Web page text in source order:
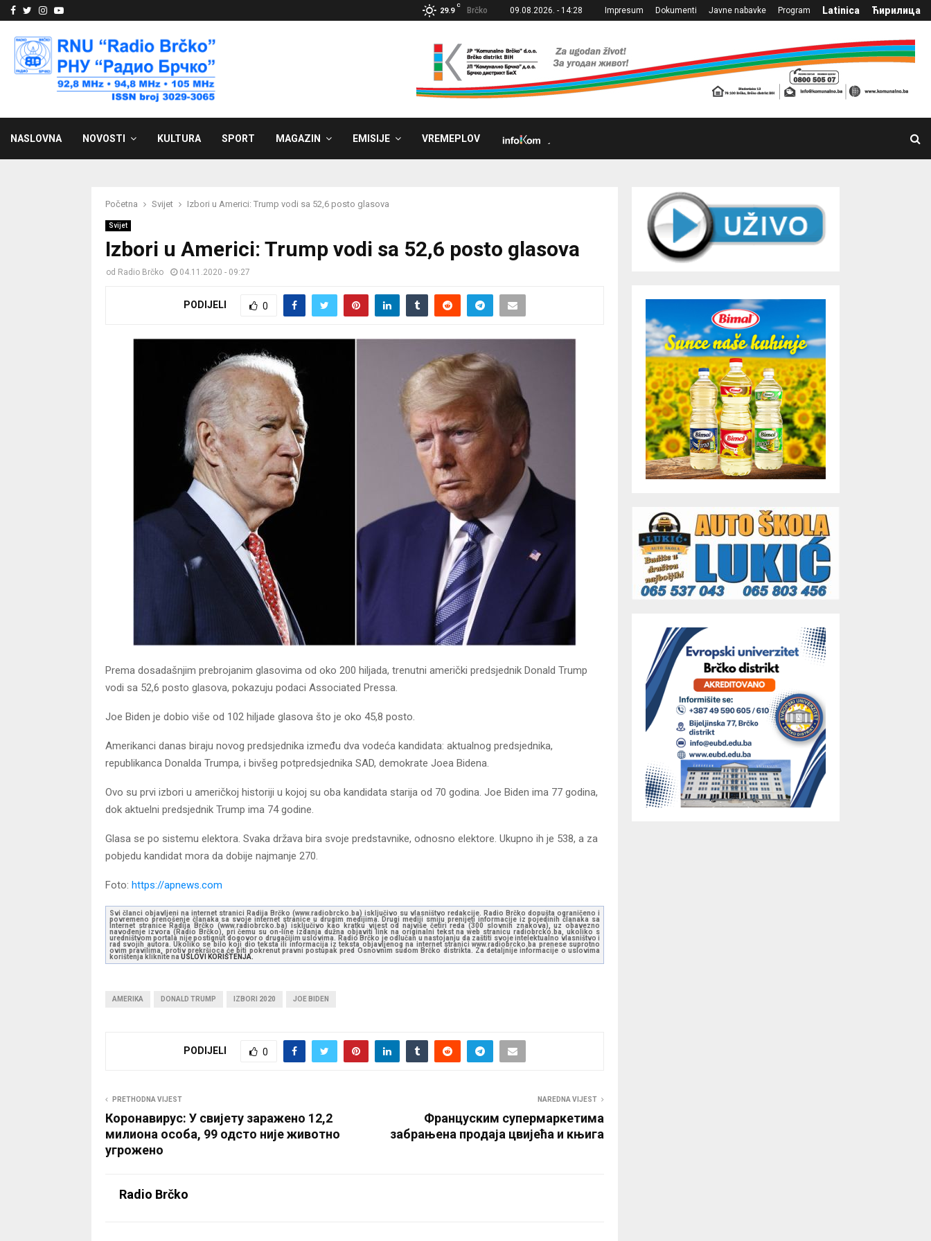
Facebook
Twitter
Instagram
Youtube 29.9
C
Brčko 09.08.2026. - 14:28 Impresum Dokumenti Javne nabavke Program Latinica Ћирилица
NASLOVNA NOVOSTI KULTURA SPORT MAGAZIN EMISIJE VREMEPLOV
Početna Svijet Izbori u Americi: Trump vodi sa 52,6 posto glasova
Svijet
Izbori u Americi: Trump vodi sa 52,6 posto glasova
od Radio Brčko 04.11.2020 - 09:27
PODIJELI 0
Prema dosadašnjim prebrojanim glasovima od oko 200 hiljada, trenutni američki predsjednik Donald Trump
vodi sa 52,6 posto glasova, pokazuju podaci Associated Pressa.
Joe Biden je dobio više od 102 hiljade glasova što je oko 45,8 posto.
Amerikanci danas biraju novog predsjednika između dva vodeća kandidata: aktualnog predsjednika,
republikanca Donalda Trumpa, i bivšeg potpredsjednika SAD, demokrate Joea Bidena.
Ovo su prvi izbori u američkoj historiji u kojoj su oba kandidata starija od 70 godina. Joe Biden ima 77 godina,
dok aktuelni predsjednik Trump ima 74 godine.
Glasa se po sistemu elektora. Svaka država bira svoje predstavnike, odnosno elektore. Ukupno ih je 538, a za
pobjedu kandidat mora da dobije najmanje 270.
Foto: https://apnews.com
Svi članci objavljeni na internet stranici Radija Brčko (www.radiobrcko.ba) isključivo su vlasništvo redakcije. Radio Brčko dopušta ograničeno i
povremeno prenošenje članaka sa svoje internet stranice u drugim medijima. Drugi mediji smiju prenijeti informacije iz pojedinih članaka sa
Internet stranice Radija Brčko (www.radiobrcko.ba) isključivo kao kratku vijest od najviše četiri reda (300 slovnih znakova), uz obavezno
navođenje izvora (Radio Brčko), pri čemu su on-line izdanja dužna objaviti link na originalni tekst na web stranicu radiobrcko.ba, ukoliko s
uredništvom portala nije postignut dogovor o drugačijim uslovima. Radio Brčko je odlučan u nastojanju da zaštiti svoje intelektualno vlasništvo i
rad svojih autora. Ukoliko se bilo koji dio teksta ili informacija iz teksta objavljenog na internet stranici www.radiobrcko.ba prenese suprotno
ovim pravilima, protiv prekršioca će biti pokrenut pravni postupak pred Osnovnim sudom Brčko distrikta. Za detaljnije informacije o uslovima
korištenja kliknite na USLOVI KORIŠTENJA.
AMERIKA DONALD TRUMP IZBORI 2020 JOE BIDEN
PODIJELI 0
PRETHODNA VIJEST
Коронавирус: У свијету заражено 12,2
милиона особа, 99 одсто није животно
угрожено
NAREDNA VIJEST
Француским супермаркетима
забрањена продаја цвијећа и књига
Radio Brčko